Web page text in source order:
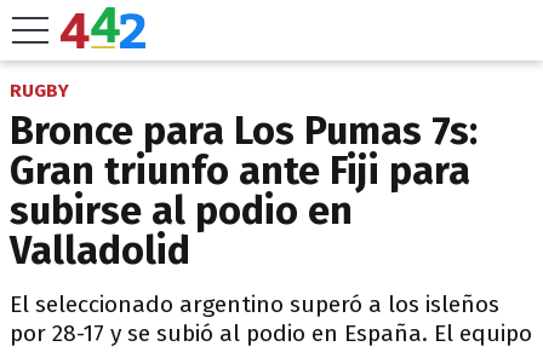
RUGBY
Bronce para Los Pumas 7s:
Gran triunfo ante Fiji para
subirse al podio en
Valladolid
El seleccionado argentino superó a los isleños
por 28-17 y se subió al podio en España. El equipo